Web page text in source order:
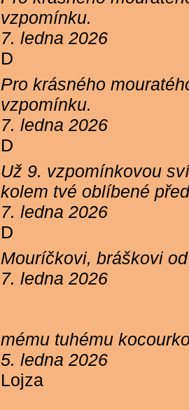
vzpomínku.
7. ledna 2026
D
Pro krásného
vzpomínku.
7. ledna 2026
D
Už 9. vzpomínkovou
kolem tvé oblíbené
7. ledna 2026
D
Mouríčkovi, bráškovi
7. ledna 2026
mému tuhému
5. ledna 2026
Lojza